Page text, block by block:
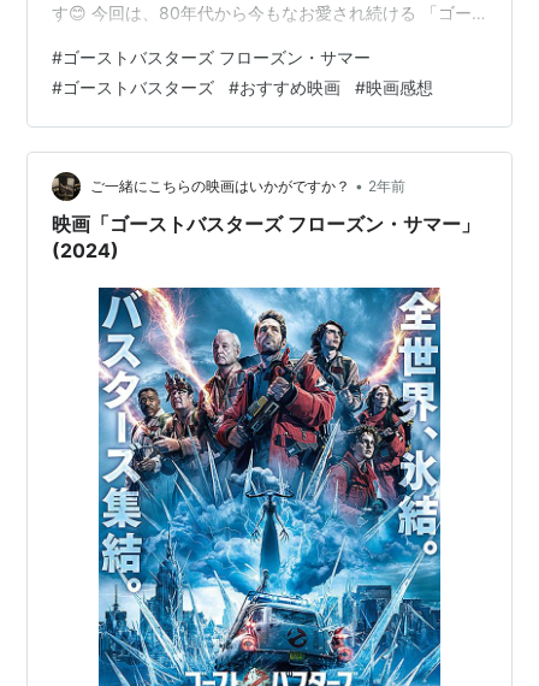
す😊 今回は、80年代から今もなお愛され続ける 「ゴー
ズ/フローズン・サマー」の 感想と解説を行っていきま
す！
#ゴーストバスターズ フローズン・サマー
#ゴーストバスターズ #おすすめ映画 #映画感想
ご一緒にこちらの映画はいかがですか？ • 2年前
映画「ゴーストバスターズ フローズン・サマー」
(2024)